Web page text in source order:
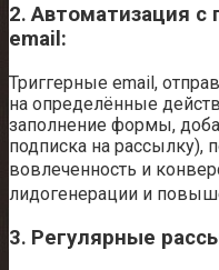
2․ Автоматизация
email:
Триггерные email,
на определённые
заполнение формы,
подписка на рассылку),
вовлеченность и
лидогенерации и
3․ Регулярные